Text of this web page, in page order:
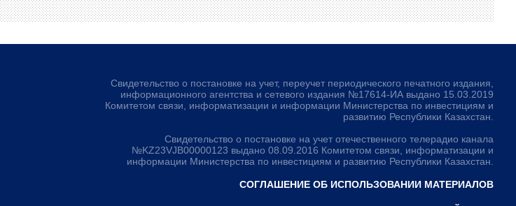
Свидетельство о постановке на учет, переучет периодического печатного издания,
информационного агентства и сетевого издания №17614-ИА выдано 15.03.2019
Комитетом связи, информатизации и информации Министерства по инвестициям и
развитию Республики Казахстан.
Свидетельство о постановке на учет отечественного телерадио канала
№KZ23VJB00000123 выдано 08.09.2016 Комитетом связи, информатизации и
информации Министерства по инвестициям и развитию Республики Казахстан.
СОГЛАШЕНИЕ ОБ ИСПОЛЬЗОВАНИИ МАТЕРИАЛОВ